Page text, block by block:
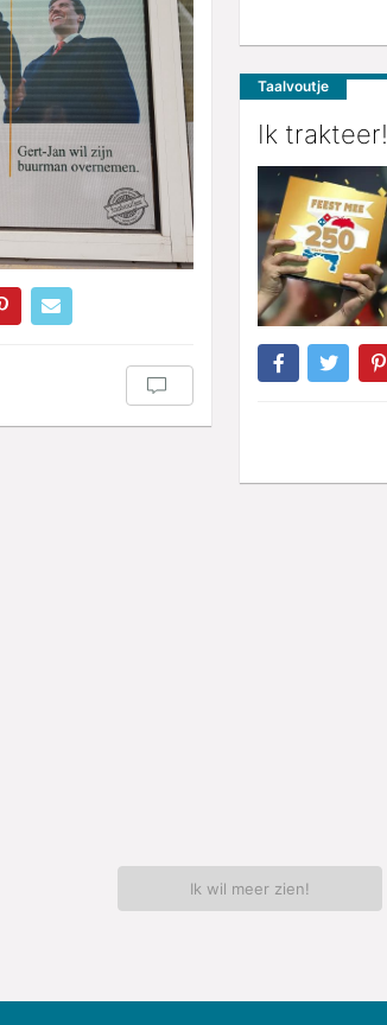
Taalvoutje
Ik trakteer!
Ik wil meer zien!